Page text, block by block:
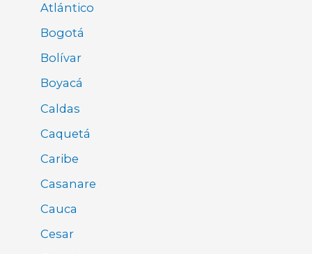
Atlántico
Bogotá
Bolívar
Boyacá
Caldas
Caquetá
Caribe
Casanare
Cauca
Cesar